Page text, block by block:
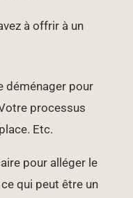
à offrir à un
déménager pour
processus
Etc.
pour alléger le
qui peut être un